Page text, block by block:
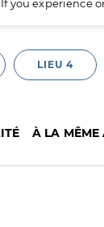
you
LIEU 4
À LA MÊME